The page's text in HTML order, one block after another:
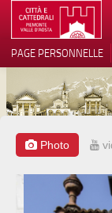
TERRITOIRE
ARCHITECTURE
MUSÉES
ITINÉRAIRES
EVÉNEMENTS
PAGE PERSONNELLE
Photo